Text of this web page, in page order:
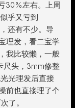
30%左右。上周
乎又亏到
还有不少。导
理发，看二宝学
我比较懒，一般
尺头，3mm修整
光理发后直接
前也直接理了个
了。